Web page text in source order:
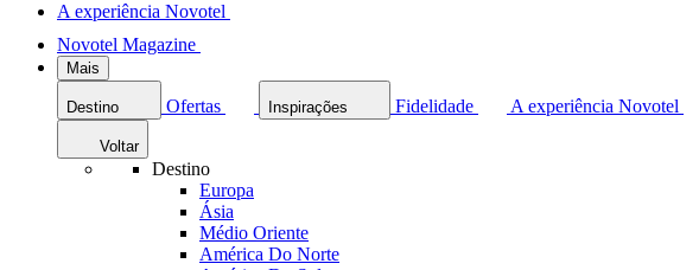
A experiência Novotel
Novotel Magazine
Mais
Destino Ofertas Inspirações Fidelidade A experiência Novotel
Voltar
Destino
Europa
Ásia
Médio Oriente
América Do Norte